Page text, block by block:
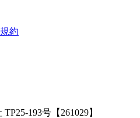
約
193号【261029】